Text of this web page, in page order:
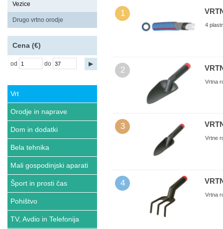
Vezice
Drugo vrtno orodje
Cena (€)
od do
Vrt
Orodje in naprave
Dom in dodatki
Bela tehnika
Mali gospodinjski aparati
Šport in prosti čas
Pohištvo
TV, Avdio in Telefonija
1
4
2
Vrtna
3
Vrtne
4
Vrtna